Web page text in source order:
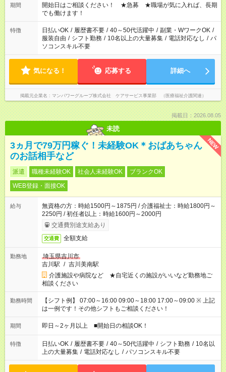
ん ※法令に基づき、週20時間以上勤務は社会保険への加入対象
となります ※労働者派遣法（日雇い派遣の原則禁止）により、
短時間・短期間の就業はご案内が難しい場合があります
期間
開始日はご相談ください！ ★急募 ★職場が気に入れば、長期
でも働けます！
特徴 日払いOK / 履歴書不要 / 40～50代活躍中 / 副業・WワークOK /
服装自由 / シフト勤務 / 10名以上の大量募集 / 電話対応なし / パ
ソコンスキル不要
気になる！ 応募する 詳細へ
掲載元企業名 マンパワーグループ株式会社 ケアサービス事業部 （医療福祉介護関連）
掲載日：2026.08.05
未読
NEW
3ヵ月で79万円稼ぐ！未経験OK＊おばあちゃん
のお話相手など
派遣 職種未経験OK 社会人未経験OK
ブランクOK
WEB登録・面接OK
給与
無資格の方：時給1500円～1875円 / 介護福祉士：時給1800円～
2250円 / 初任者以上：時給1600円～2000円
交通費別途支給あり
交通費 全額支給
勤務地
埼玉県吉川市
吉川駅 / 吉川美南駅
介護施設や病院など ★自宅近くの施設がいいなど勤務地ご
相談ください
勤務時間
【シフト例】 07:00～16:00 09:00～18:00 17:00～09:00 ※ 上記
は一例です！その他シフトもご相談ください！
期間 即日～2ヶ月以上 ■開始日の相談OK！
特徴 日払いOK / 履歴書不要 / 40～50代活躍中 / シフト勤務 / 10名以
上の大量募集 / 電話対応なし / パソコンスキル不要